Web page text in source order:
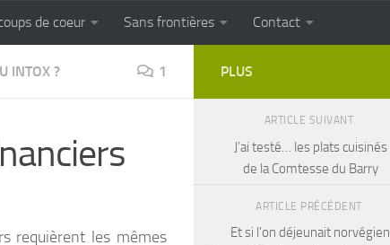
Cuisine populaire des terroirs
de coeur Sans frontières Contact
INTOX ? 1
requièrent les mêmes
PLUS
ARTICLE SUIVANT
J’ai testé… les plats cuisinés
de la Comtesse du Barry
ARTICLE PRÉCÉDENT
Et si l’on déjeunait norvégien